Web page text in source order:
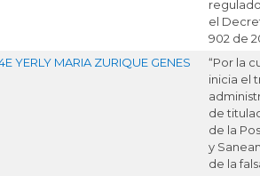
el
902 de
YERLY MARIA ZURIQUE GENES
“Por la
inicia el
de
de la
y
de la